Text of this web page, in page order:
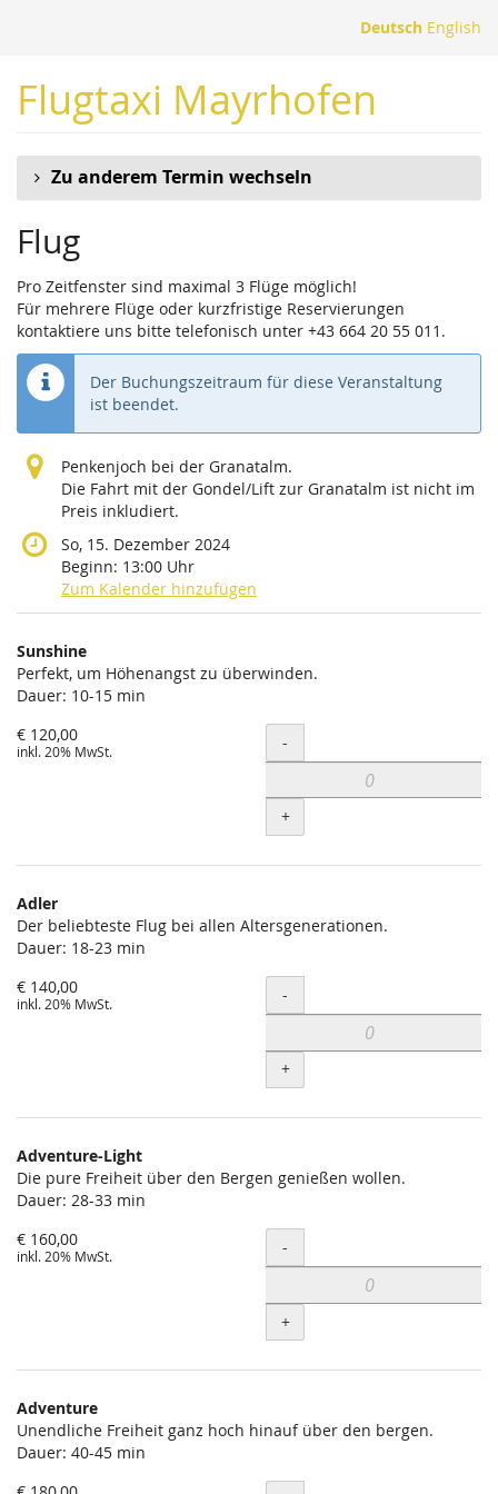
springen
Deutsch English
Flugtaxi Mayrhofen
Zu anderem Termin wechseln
Flug
Pro Zeitfenster sind maximal 3 Flüge möglich!
Für mehrere Flüge oder kurzfristige Reservierungen
kontaktiere uns bitte telefonisch unter +43 664 20 55 011.
Der Buchungszeitraum für diese Veranstaltung
ist beendet.
Penkenjoch bei der Granatalm.
Die Fahrt mit der Gondel/Lift zur Granatalm ist nicht im
Preis inkludiert.
So, 15. Dezember 2024
Beginn: 13:00 Uhr
Zum Kalender hinzufügen
Produkte
Unkategorisierte
Produkte
Sunshine
Perfekt, um Höhenangst zu überwinden.
Dauer: 10-15 min
€ 120,00
inkl. 20% MwSt. Menge
-
+
Adler
Der beliebteste Flug bei allen Altersgenerationen.
Dauer: 18-23 min
€ 140,00
inkl. 20% MwSt. Menge
-
+
Adventure-Light
Die pure Freiheit über den Bergen genießen wollen.
Dauer: 28-33 min
€ 160,00
inkl. 20% MwSt. Menge
-
+
Adventure
Unendliche Freiheit ganz hoch hinauf über den bergen.
Dauer: 40-45 min